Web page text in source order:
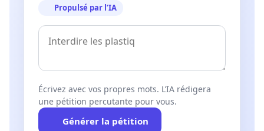
Propulsé par l’IA
Écrivez avec vos propres mots. L’IA rédigera
une pétition percutante pour vous.
Générer la pétition